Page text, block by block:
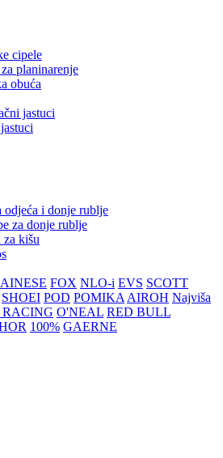
cipele
planinarenje
obuća
jastuci
odjeća i donje rublje
za donje rublje
za kišu
FOX NLO-i EVS SCOTT
SHOEI POD POMIKA AIROH Najviša
RACING O'NEAL RED BULL
100% GAERNE